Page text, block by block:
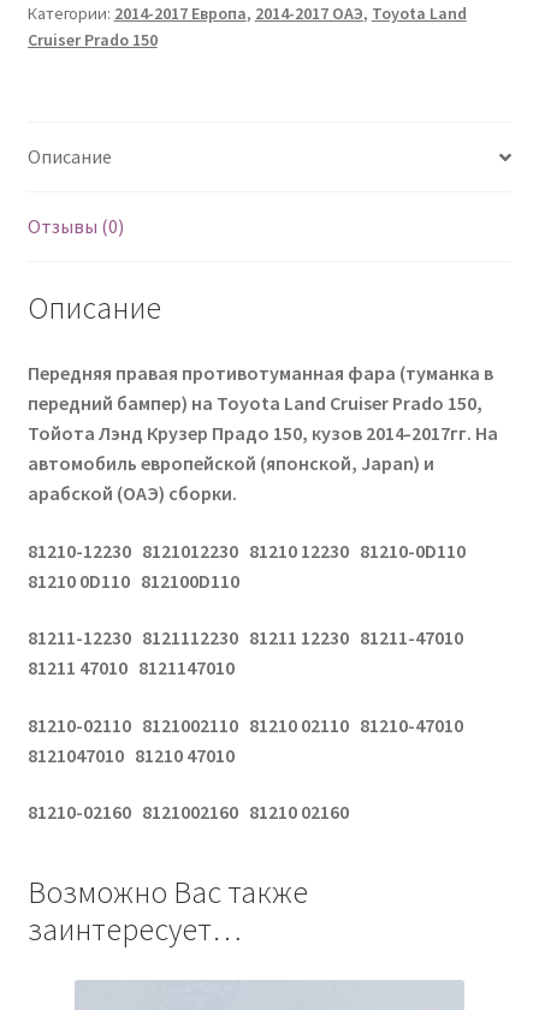
Категории: 2014-2017 Европа, 2014-2017 ОАЭ, Toyota Land
Cruiser Prado 150
Описание
Отзывы (0)
Описание
Передняя правая противотуманная фара (туманка в
передний бампер) на Toyota Land Cruiser Prado 150,
Тойота Лэнд Крузер Прадо 150, кузов 2014-2017гг. На
автомобиль европейской (японской, Japan) и
арабской (ОАЭ) сборки.
81210-12230 8121012230 81210 12230 81210-0D110
81210 0D110 812100D110
81211-12230 8121112230 81211 12230 81211-47010
81211 47010 8121147010
81210-02110 8121002110 81210 02110 81210-47010
8121047010 81210 47010
81210-02160 8121002160 81210 02160
Возможно Вас также
заинтересует…